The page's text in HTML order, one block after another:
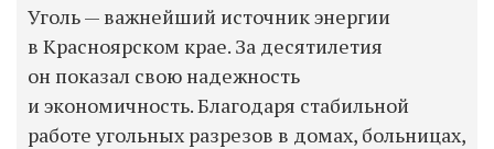
Уголь — важнейший источник энергии
в Красноярском крае. За десятилетия
он показал свою надежность
и экономичность. Благодаря стабильной
работе угольных разрезов в домах, больницах,